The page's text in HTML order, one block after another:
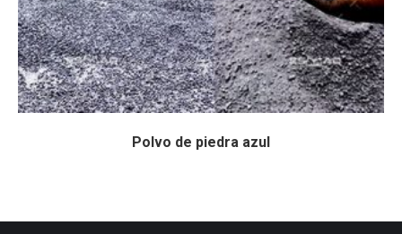
Polvo de piedra azul